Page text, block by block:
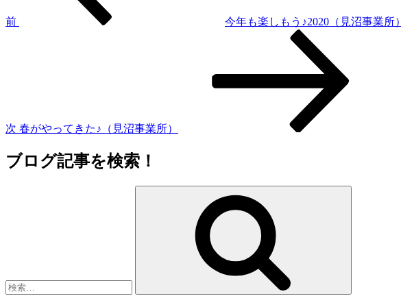
ゲ
前
今年も楽しもう♪2020（見沼事業所）
次 春がやってきた♪（見沼事業所）
ブログ記事を検索！